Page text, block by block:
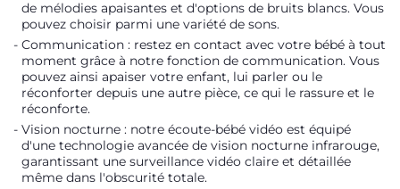
de mélodies apaisantes et d'options de bruits blancs. Vous
pouvez choisir parmi une variété de sons.
Communication : restez en contact avec votre bébé à tout
moment grâce à notre fonction de communication. Vous
pouvez ainsi apaiser votre enfant, lui parler ou le
réconforter depuis une autre pièce, ce qui le rassure et le
réconforte.
Vision nocturne : notre écoute-bébé vidéo est équipé
d'une technologie avancée de vision nocturne infrarouge,
garantissant une surveillance vidéo claire et détaillée
même dans l'obscurité totale.